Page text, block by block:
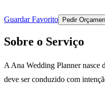
Guardar Favorito Pedir
Sobre o Serviço
A Ana Wedding Planner nasce
deve ser conduzido com